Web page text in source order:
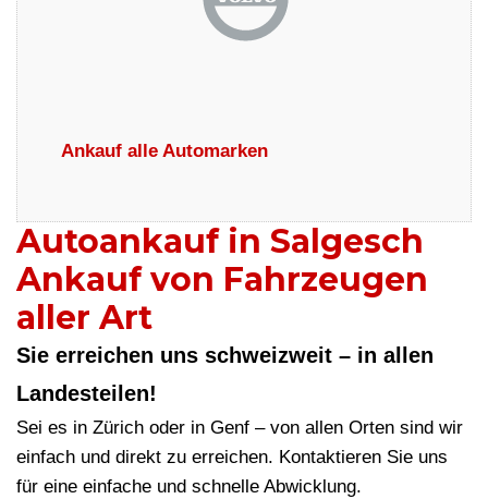
Ankauf alle Automarken
Autoankauf in Salgesch
Ankauf von Fahrzeugen
aller Art
Sie erreichen uns schweizweit – in allen
Landesteilen!
Sei es in Zürich oder in Genf – von allen Orten sind wir
einfach und direkt zu erreichen. Kontaktieren Sie uns
für eine einfache und schnelle Abwicklung.